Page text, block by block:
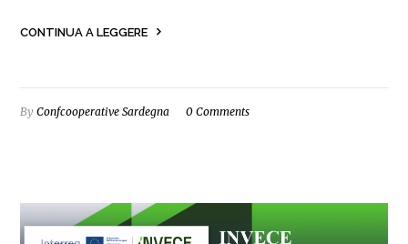
CONTINUA A LEGGERE
ByConfcooperative Sardegna 0 Comments